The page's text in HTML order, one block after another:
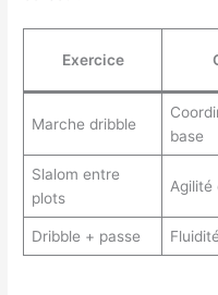
Exercice
Marche dribble
base
Slalom entre
plots
Agilité
Dribble + passe